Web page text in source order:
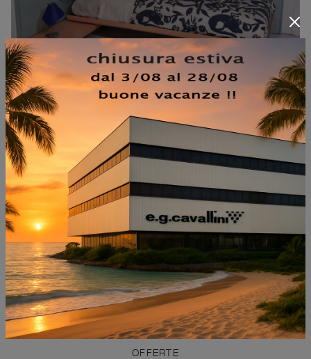
MARCA
MISURA
STILE
TIPOLOGIA
I PIÙ VISTI A :
OFFERTE